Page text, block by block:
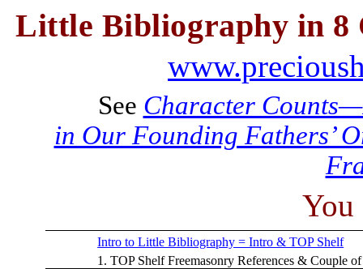
Little Bibliography in 8
See Character
in Our Founding Fathers’
You
Intro to Little Bibliography = Intro & TOP Shelf
1. TOP Shelf Freemasonry References & Couple